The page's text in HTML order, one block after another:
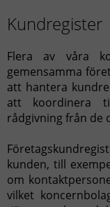
Kundregister
Flera av våra
gemensamma
att hantera
att koordinera
rådgivning från de
kunden, till
om
vilket